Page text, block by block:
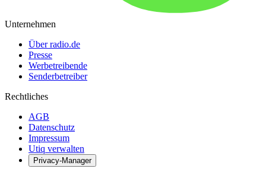
Unternehmen
Über radio.de
Presse
Werbetreibende
Senderbetreiber
Rechtliches
AGB
Datenschutz
Impressum
Utiq verwalten
Privacy-Manager